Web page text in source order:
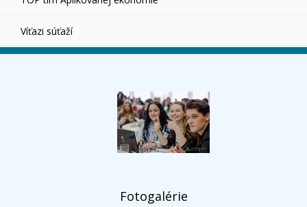
Víťazi súťaží
Fotogalérie